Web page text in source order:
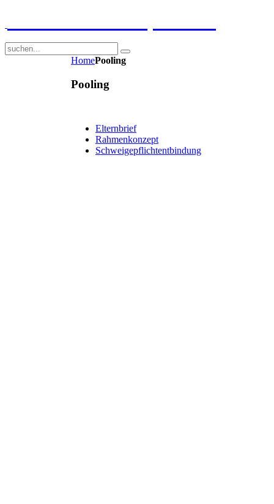
HomePooling
Pooling
Elternbrief
Rahmenkonzept
Schweigepflichtentbindung